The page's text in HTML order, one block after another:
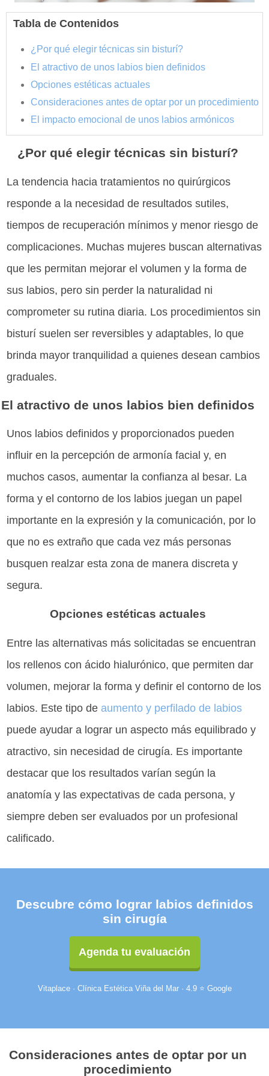
Tabla de Contenidos
¿Por qué elegir técnicas sin bisturí?
El atractivo de unos labios bien definidos
Opciones estéticas actuales
Consideraciones antes de optar por un procedimiento
El impacto emocional de unos labios armónicos
¿Por qué elegir técnicas sin bisturí?
La tendencia hacia tratamientos no quirúrgicos
responde a la necesidad de resultados sutiles,
tiempos de recuperación mínimos y menor riesgo de
complicaciones. Muchas mujeres buscan alternativas
que les permitan mejorar el volumen y la forma de
sus labios, pero sin perder la naturalidad ni
comprometer su rutina diaria. Los procedimientos sin
bisturí suelen ser reversibles y adaptables, lo que
brinda mayor tranquilidad a quienes desean cambios
graduales.
El atractivo de unos labios bien definidos
Unos labios definidos y proporcionados pueden
influir en la percepción de armonía facial y, en
muchos casos, aumentar la confianza al besar. La
forma y el contorno de los labios juegan un papel
importante en la expresión y la comunicación, por lo
que no es extraño que cada vez más personas
busquen realzar esta zona de manera discreta y
segura.
Opciones estéticas actuales
Entre las alternativas más solicitadas se encuentran
los rellenos con ácido hialurónico, que permiten dar
volumen, mejorar la forma y definir el contorno de los
labios. Este tipo deaumento y perfilado de labios
puede ayudar a lograr un aspecto más equilibrado y
atractivo, sin necesidad de cirugía. Es importante
destacar que los resultados varían según la
anatomía y las expectativas de cada persona, y
siempre deben ser evaluados por un profesional
calificado.
Descubre cómo lograr labios definidos
sin cirugía
Agenda tu evaluación
Vitaplace · Clínica Estética Viña del Mar · 4.9 ⭐ Google
Consideraciones antes de optar por un
procedimiento